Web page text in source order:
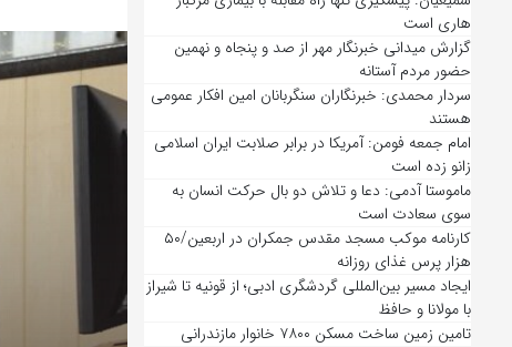
هاری است
گزارش میدانی خبرنگار مهر از صد و پنجاه و نهمین
حضور مردم آستانه
سردار محمدی: خبرنگاران سنگربانان امین افکار عمومی
هستند
امام جمعه فومن: آمریکا در برابر صلابت ایران اسلامی
زانو زده است
ماموستا آدمی: دعا و تلاش دو بال حرکت انسان به
سوی سعادت است
کارنامه موکب مسجد مقدس جمکران در اربعین/۵۰
هزار پرس غذای روزانه
ایجاد مسیر بین‌المللی گردشگری ادبی؛ از قونیه تا شیراز
با مولانا و حافظ
تامین زمین ساخت مسکن ۷۸۰۰ خانوار مازندرانی